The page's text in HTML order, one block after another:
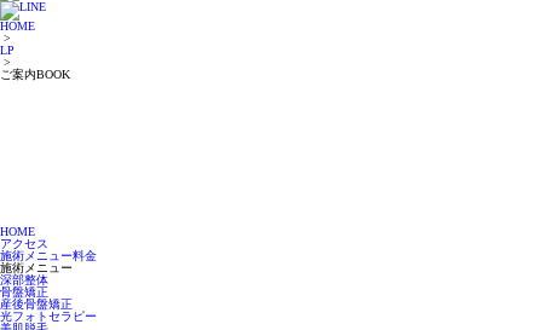
HOME
>
LP
>
ご案内BOOK
HOME
アクセス
施術メニュー料金
施術メニュー
深部整体
骨盤矯正
産後骨盤矯正
光フォトセラピー